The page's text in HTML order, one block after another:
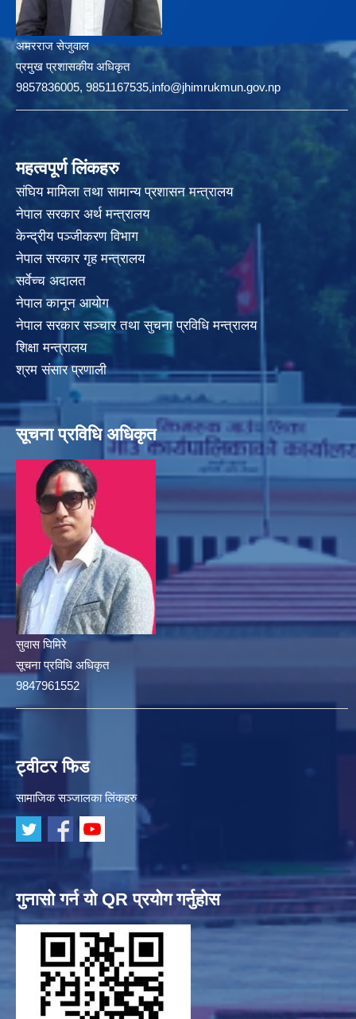
अमरराज सेजुवाल
प्रमुख प्रशासकीय अधिकृत
9857836005, 9851167535,info@jhimrukmun.gov.np
महत्वपूर्ण लिंकहरु
संघिय मामिला तथा सामान्य प्रशासन मन्त्रालय
नेपाल सरकार अर्थ मन्त्रालय
केन्द्रीय पञ्जीकरण विभाग
नेपाल सरकार गृह मन्त्रालय
सर्वेच्च अदालत
नेपाल कानून आयोग
नेपाल सरकार सञ्चार तथा सुचना प्रविधि मन्त्रालय
शिक्षा मन्त्रालय
श्रम संसार प्रणाली
सूचना प्रविधि अधिकृत
सुवास घिमिरे
सूचना प्रविधि अधिकृत
9847961552
ट्वीटर फिड
सामाजिक सञ्जालका लिंकहरु
गुनासो गर्न यो QR प्रयोग गर्नुहोस